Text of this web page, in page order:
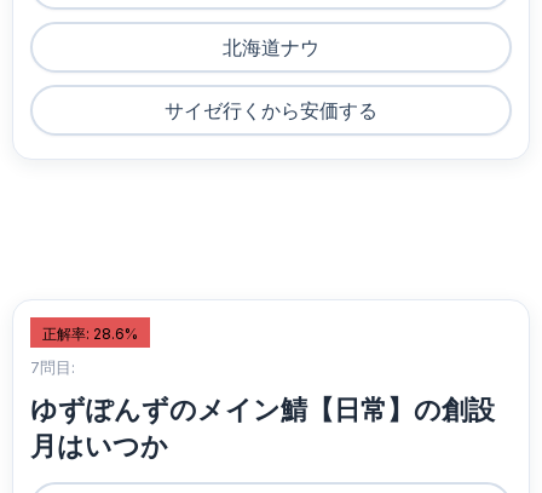
北海道ナウ
サイゼ行くから安価する
正解率: 28.6%
7問目:
ゆずぽんずのメイン鯖【日常】の創設
月はいつか